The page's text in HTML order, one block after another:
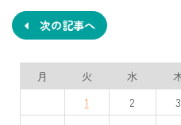
ナ
ビ
ゲ
ー
次の記事へ
月 火 水
1
2 3